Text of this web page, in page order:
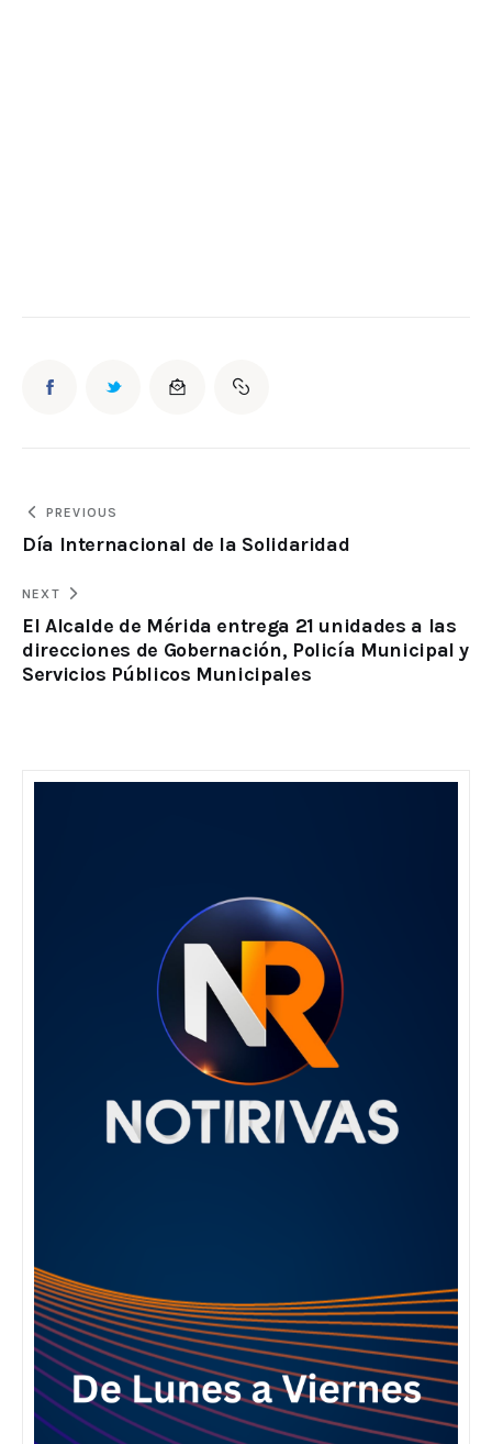
PREVIOUS
Día Internacional de la Solidaridad
NEXT
El Alcalde de Mérida entrega 21 unidades a las
direcciones de Gobernación, Policía Municipal y
Servicios Públicos Municipales